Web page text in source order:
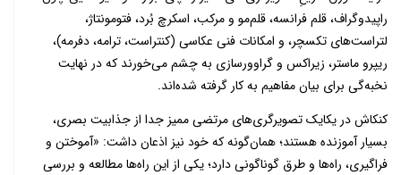
راپیدوگراف، قلم فرانسه، قلم‌مو و مرکب، اسکرچ بُرد، فتومونتاژ،
لتراست‌های تکسچر، و امکانات فنی عکاسی (کنتراست، ترامه، دفرمه)،
ریپرو ماستر، زیراکس و گراوورسازی به چشم می‌خورند که در نهایت
نخبه‌گی برای بیان مفاهیم به کار گرفته شده‌اند.
کنکاش در یکایک تصویرگری‌های مرتضی ممیز جدا از جذابیت بصری،
بسیار آموزنده هستند؛ همان‌گونه که خود نیز اذعان داشت: «آموختن و
فراگیری، راه‌ها و طرق گوناگونی دارد؛ یکی از این راه‌ها مطالعه و بررسی